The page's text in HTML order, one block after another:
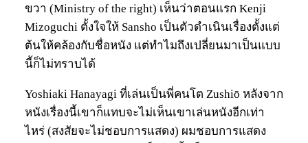
ขวา (Ministry of the right) เห็นว่าตอนแรก Kenji
Mizoguchi ตั้งใจให้ Sansho เป็นตัวดำเนินเรื่องตั้งแต่
ต้นให้คล้องกับชื่อหนัง แต่ทำไมถึงเปลี่ยนมาเป็นแบบ
นี้ก็ไม่ทราบได้
Yoshiaki Hanayagi ที่เล่นเป็นพี่คนโต Zushiō หลังจาก
หนังเรื่องนี้เขาก็แทบจะไม่เห็นเขาเล่นหนังอีกเท่า
ไหร่ (สงสัยจะไม่ชอบการแสดง) ผมชอบการแสดง